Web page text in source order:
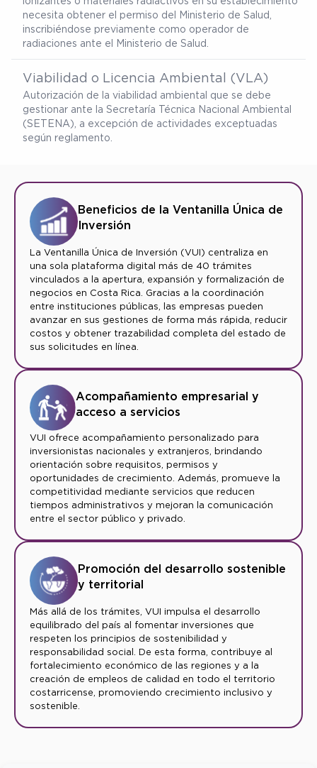
necesita obtener el permiso del Ministerio de Salud,
inscribiéndose previamente como operador de
radiaciones ante el Ministerio de Salud.
Viabilidad o Licencia Ambiental (VLA)
Autorización de la viabilidad ambiental que se debe
gestionar ante la Secretaría Técnica Nacional Ambiental
(SETENA), a excepción de actividades exceptuadas
según reglamento.
Beneficios de la Ventanilla Única de
Inversión
La Ventanilla Única de Inversión (VUI) centraliza en
una sola plataforma digital más de 40 trámites
vinculados a la apertura, expansión y formalización de
negocios en Costa Rica. Gracias a la coordinación
entre instituciones públicas, las empresas pueden
avanzar en sus gestiones de forma más rápida, reducir
costos y obtener trazabilidad completa del estado de
sus solicitudes en línea.
Acompañamiento empresarial y
acceso a servicios
VUI ofrece acompañamiento personalizado para
inversionistas nacionales y extranjeros, brindando
orientación sobre requisitos, permisos y
oportunidades de crecimiento. Además, promueve la
competitividad mediante servicios que reducen
tiempos administrativos y mejoran la comunicación
entre el sector público y privado.
Promoción del desarrollo sostenible
y territorial
Más allá de los trámites, VUI impulsa el desarrollo
equilibrado del país al fomentar inversiones que
respeten los principios de sostenibilidad y
responsabilidad social. De esta forma, contribuye al
fortalecimiento económico de las regiones y a la
creación de empleos de calidad en todo el territorio
costarricense, promoviendo crecimiento inclusivo y
sostenible.